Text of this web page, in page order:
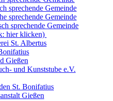
sprechende Gemeinde
sprechende Gemeinde
sprechende Gemeinde
hier klicken)
St. Albertus
Gießen
und Kunststube e.V.
St. Bonifatius
Gießen